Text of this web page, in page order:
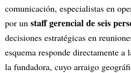
comunicación, especialistas en
por un staff gerencial de seis
decisiones estratégicas en
esquema responde directamente
la fundadora, cuyo arraigo